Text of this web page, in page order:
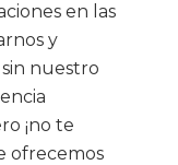
en las
y
nuestro
¡no te
ofrecemos